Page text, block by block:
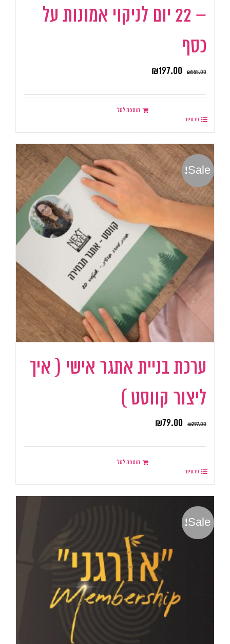
– 22 יום לניקוי אמונות על
כסף
₪555.00
₪197.00
הוספה לסל
פרטים
Sale!
ערכת בניית אתגר אישי ( איך
ליצור קווסט )
₪297.00
₪79.00
הוספה לסל
פרטים
Sale!